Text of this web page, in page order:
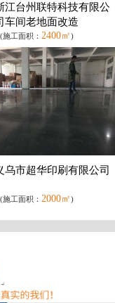
江台州联特科技有限公
车间老地面改造
(施工面积： 2400㎡)
乌市超华印刷有限公司
(施工面积： 2000㎡)